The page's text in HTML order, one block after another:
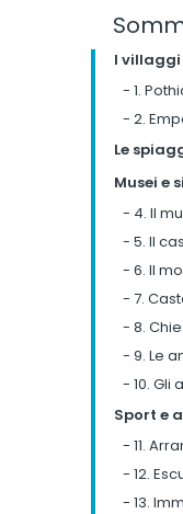
I
- 1.
- 2.
Le
Musei e
- 4. Il
- 5. Il
- 6. Il
- 7.
- 8.
- 9. Le
- 10. Gli
Sport e
- 11.
- 12.
- 13.